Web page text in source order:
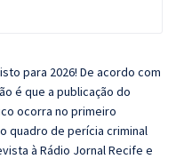
para 2026! De acordo com
é que a publicação do
ocorra no primeiro
quadro de perícia criminal
à Rádio Jornal Recife e